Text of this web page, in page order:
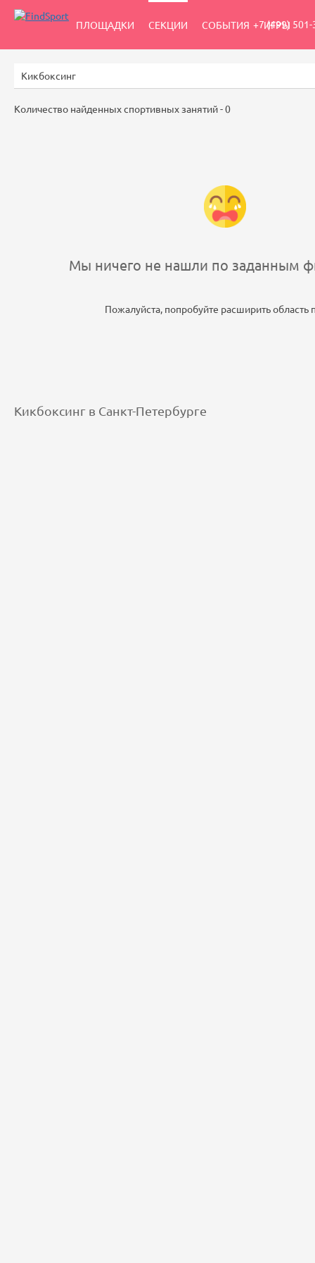
ПЛОЩАДКИ СЕКЦИИ СОБЫТИЯ ИГРЫ
+7 (499) 501-
Кикбоксинг в Санкт-Петербурге
Количество найденных спортивных занятий -0
Мы ничего не нашли по заданным
Пожалуйста, попробуйте расширить область